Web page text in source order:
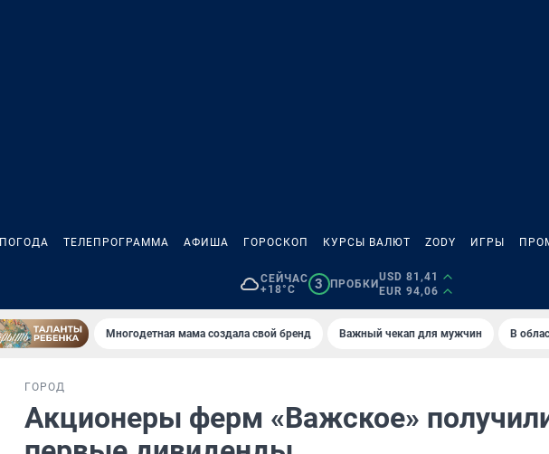
ПОГОДА ТЕЛЕПРОГРАММА АФИША ГОРОСКОП КУРСЫ ВАЛЮТ ZODY ИГРЫ
СЕЙЧАС
+18°C
3 ПРОБКИ
USD 81,41
EUR 94,06
Многодетная мама создала свой бренд Важный чекап для мужчин В
ГОРОД
Акционеры ферм «Важское»